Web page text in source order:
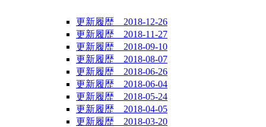
更新履歴 2018-12-26
更新履歴 2018-11-27
更新履歴 2018-09-10
更新履歴 2018-08-07
更新履歴 2018-06-26
更新履歴 2018-06-04
更新履歴 2018-05-24
更新履歴 2018-04-05
更新履歴 2018-03-20